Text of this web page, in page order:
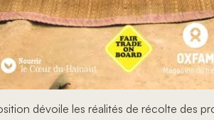
dévoile les réalités de récolte des